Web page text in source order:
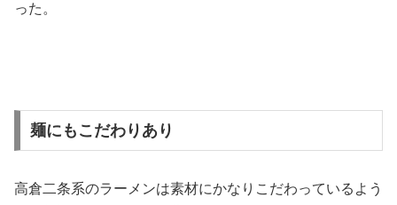
った。
麺にもこだわりあり
高倉二条系のラーメンは素材にかなりこだわっているよう